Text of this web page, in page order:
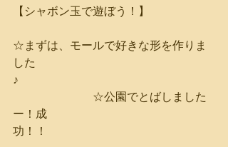
【シャボン玉で遊ぼう！】
☆まずは、モールで好きな形を作りま
した
♪
☆公園でとばしました
ー！成
功！！